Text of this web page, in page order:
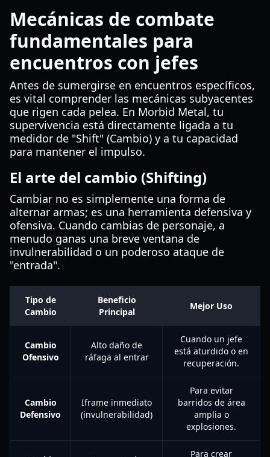
Mecánicas de combate
fundamentales para
encuentros con jefes
Antes de sumergirse en encuentros específicos,
es vital comprender las mecánicas subyacentes
que rigen cada pelea. En Morbid Metal, tu
supervivencia está directamente ligada a tu
medidor de "Shift" (Cambio) y a tu capacidad
para mantener el impulso.
El arte del cambio (Shifting)
Cambiar no es simplemente una forma de
alternar armas; es una herramienta defensiva y
ofensiva. Cuando cambias de personaje, a
menudo ganas una breve ventana de
invulnerabilidad o un poderoso ataque de
"entrada".
Tipo de
Cambio
Beneficio
Principal
Mejor Uso
Cambio
Ofensivo
Alto daño de
ráfaga al entrar
Cuando un jefe
está aturdido o en
recuperación.
Cambio
Defensivo
Iframe inmediato
(invulnerabilidad)
Para evitar
barridos de área
amplia o
explosiones.
Para crear